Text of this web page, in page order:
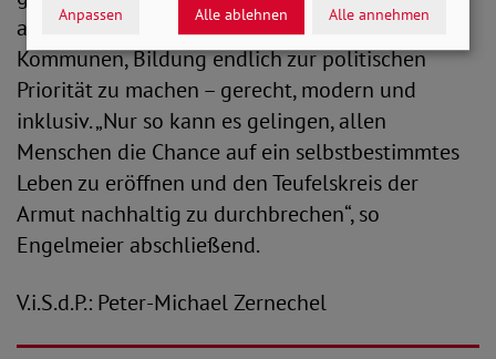
appelliert daher an Bund, Länder und
Kommunen, Bildung endlich zur politischen
Priorität zu machen – gerecht, modern und
inklusiv. „Nur so kann es gelingen, allen
Menschen die Chance auf ein selbstbestimmtes
Leben zu eröffnen und den Teufelskreis der
Armut nachhaltig zu durchbrechen“, so
Engelmeier abschließend.
V.i.S.d.P.: Peter-Michael Zernechel
Anpassen Alle ablehnen Alle annehmen